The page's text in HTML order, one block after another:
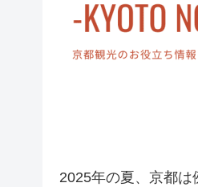
2025年の夏、京都